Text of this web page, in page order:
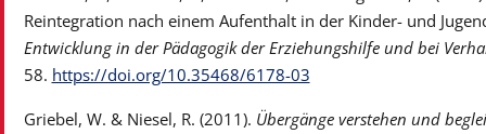
Reintegration nach einem Aufenthalt in der Kinder- und
Entwicklung in der Pädagogik der Erziehungshilfe und bei
58. https://doi.org/10.35468/6178-03
Griebel, W. & Niesel, R. (2011). Übergänge verstehen und